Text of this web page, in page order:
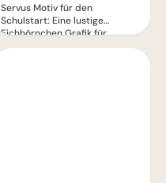
Servus Motiv für den
Schulstart: Eine lustige
Eichhörnchen Grafik für
WhatsApp